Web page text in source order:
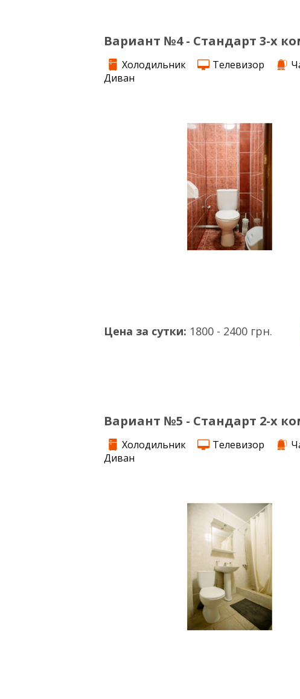
Вариант №4 - Стандарт 3-х
Холодильник Телевизор
Диван
Цена за сутки: 1800 - 2400 грн.
Вариант №5 - Стандарт 2-х
Холодильник Телевизор
Диван